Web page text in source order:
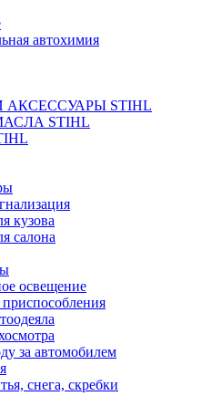
автохимия
АКСЕССУАРЫ STIHL
STIHL
кузова
салона
освещение
за автомобилем
снега, скребки